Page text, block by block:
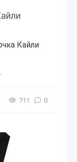
Кайли
Аниме девушка
711 0